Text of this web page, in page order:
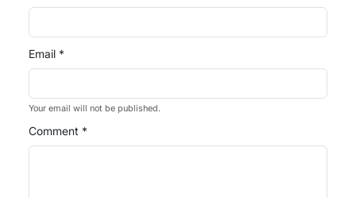
Email *
Your email will not be published.
Comment *